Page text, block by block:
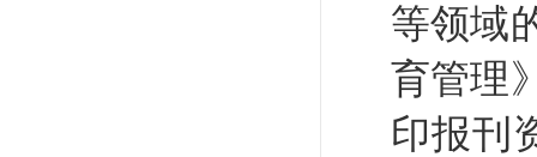
等领域
育管理
印报刊